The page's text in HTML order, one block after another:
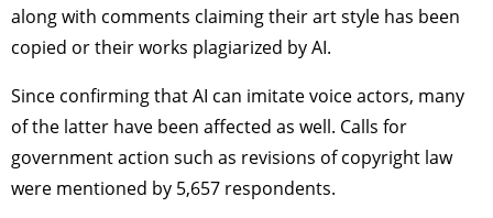
along with comments claiming their art style has been
copied or their works plagiarized by AI.
Since confirming that AI can imitate voice actors, many
of the latter have been affected as well. Calls for
government action such as revisions of copyright law
were mentioned by 5,657 respondents.